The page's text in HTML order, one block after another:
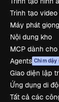
Trình tạo video
Máy phát
Nội dung kho
MCP dành
Agents Chim dậy
Giao diện lập
Ứng dụng di
Tất cả các